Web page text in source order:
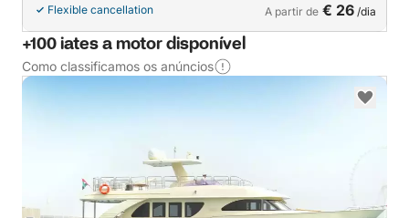
Flexible cancellation A partir de € 26 /dia
+100 iates a motor disponível
Como classificamos os anúncios